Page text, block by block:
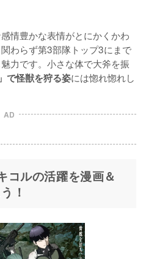
情豊かな表情がとにかくかわ
わらず第3部隊トップ3にまで
力です。小さな体で大斧を振
で怪獣を狩る姿には惚れ惚れし
AD
コルの活躍を漫画＆
！